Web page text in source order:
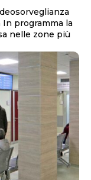
nelle zone più